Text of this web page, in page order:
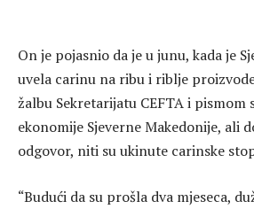
On je pojasnio da je u junu, kada je
uvela carinu na ribu i riblje
žalbu Sekretarijatu CEFTA i
ekonomije Sjeverne Makedonije, ali
odgovor, niti su ukinute carinske
“Budući da su prošla dva mjeseca,